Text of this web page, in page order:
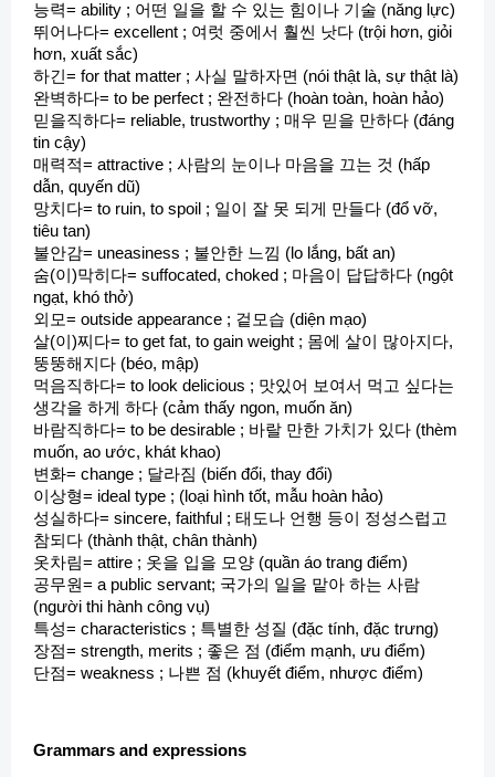
능력= ability ; 어떤 일을 할 수 있는 힘이나 기술 (năng lực)
뛰어나다= excellent ; 여럿 중에서 훨씬 낫다 (trội hơn, giỏi
hơn, xuất sắc)
하긴= for that matter ; 사실 말하자면 (nói thật là, sự thật là)
완벽하다= to be perfect ; 완전하다 (hoàn toàn, hoàn hảo)
믿을직하다= reliable, trustworthy ; 매우 믿을 만하다 (đáng
tin cậy)
매력적= attractive ; 사람의 눈이나 마음을 끄는 것 (hấp
dẫn, quyến dũ)
망치다= to ruin, to spoil ; 일이 잘 못 되게 만들다 (đổ vỡ,
tiêu tan)
불안감= uneasiness ; 불안한 느낌 (lo lắng, bất an)
숨(이)막히다= suffocated, choked ; 마음이 답답하다 (ngột
ngạt, khó thở)
외모= outside appearance ; 겉모습 (diện mạo)
살(이)찌다= to get fat, to gain weight ; 몸에 살이 많아지다,
뚱뚱해지다 (béo, mập)
먹음직하다= to look delicious ; 맛있어 보여서 먹고 싶다는
생각을 하게 하다 (cảm thấy ngon, muốn ăn)
바람직하다= to be desirable ; 바랄 만한 가치가 있다 (thèm
muốn, ao ước, khát khao)
변화= change ; 달라짐 (biến đổi, thay đổi)
이상형= ideal type ; (loại hình tốt, mẫu hoàn hảo)
성실하다= sincere, faithful ; 태도나 언행 등이 정성스럽고
참되다 (thành thật, chân thành)
옷차림= attire ; 옷을 입을 모양 (quần áo trang điểm)
공무원= a public servant; 국가의 일을 맡아 하는 사람
(người thi hành công vụ)
특성= characteristics ; 특별한 성질 (đặc tính, đặc trưng)
장점= strength, merits ; 좋은 점 (điểm mạnh, ưu điểm)
단점= weakness ; 나쁜 점 (khuyết điểm, nhược điểm)
Grammars and expressions